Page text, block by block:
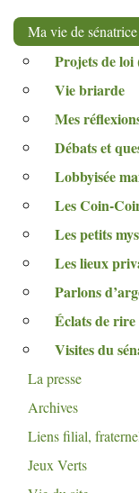
Ma vie de sénatrice
Projets de loi
Vie briarde
Mes
Débats et
Lobbyisée
Les Coin-
Les petits
Les lieux
Parlons
Éclats de rire
Visites du
La presse
Archives
Liens filial,
Jeux Verts